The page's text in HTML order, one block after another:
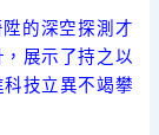
的深空探測才
展示了持之以
技立異不竭攀